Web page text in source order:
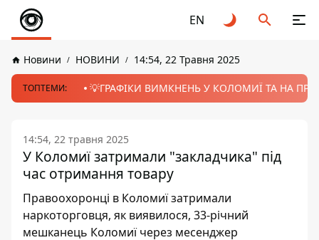
EN
Новини НОВИНИ 14:54, 22 Травня 2025
ТОПТЕМИ: 💡ГРАФІКИ ВИМКНЕНЬ У КОЛОМИЇ ТА НА
14:54, 22 травня 2025
У Коломиї затримали "закладчика" під
час отримання товару
Правоохоронці в Коломиї затримали
наркоторговця, як виявилося, 33-річний
мешканець Коломиї через месенджер